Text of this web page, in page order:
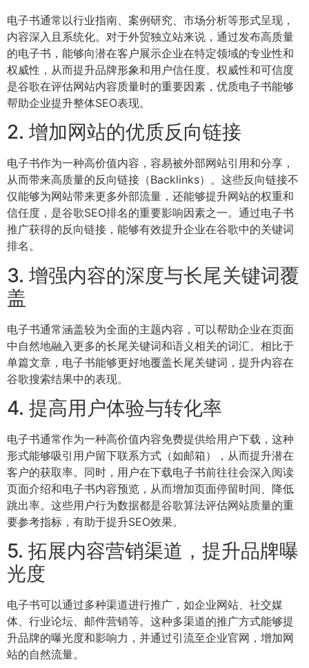
电子书通常以行业指南、案例研究、市场分析等形式呈现，
内容深入且系统化。对于外贸独立站来说，通过发布高质量
的电子书，能够向潜在客户展示企业在特定领域的专业性和
权威性，从而提升品牌形象和用户信任度。权威性和可信度
是谷歌在评估网站内容质量时的重要因素，优质电子书能够
帮助企业提升整体SEO表现。
2. 增加网站的优质反向链接
电子书作为一种高价值内容，容易被外部网站引用和分享，
从而带来高质量的反向链接（Backlinks）。这些反向链接不
仅能够为网站带来更多外部流量，还能够提升网站的权重和
信任度，是谷歌SEO排名的重要影响因素之一。通过电子书
推广获得的反向链接，能够有效提升企业在谷歌中的关键词
排名。
3. 增强内容的深度与长尾关键词覆
盖
电子书通常涵盖较为全面的主题内容，可以帮助企业在页面
中自然地融入更多的长尾关键词和语义相关的词汇。相比于
单篇文章，电子书能够更好地覆盖长尾关键词，提升内容在
谷歌搜索结果中的表现。
4. 提高用户体验与转化率
电子书通常作为一种高价值内容免费提供给用户下载，这种
形式能够吸引用户留下联系方式（如邮箱），从而提升潜在
客户的获取率。同时，用户在下载电子书前往往会深入阅读
页面介绍和电子书内容预览，从而增加页面停留时间、降低
跳出率。这些用户行为数据都是谷歌算法评估网站质量的重
要参考指标，有助于提升SEO效果。
5. 拓展内容营销渠道，提升品牌曝
光度
电子书可以通过多种渠道进行推广，如企业网站、社交媒
体、行业论坛、邮件营销等。这种多渠道的推广方式能够提
升品牌的曝光度和影响力，并通过引流至企业官网，增加网
站的自然流量。